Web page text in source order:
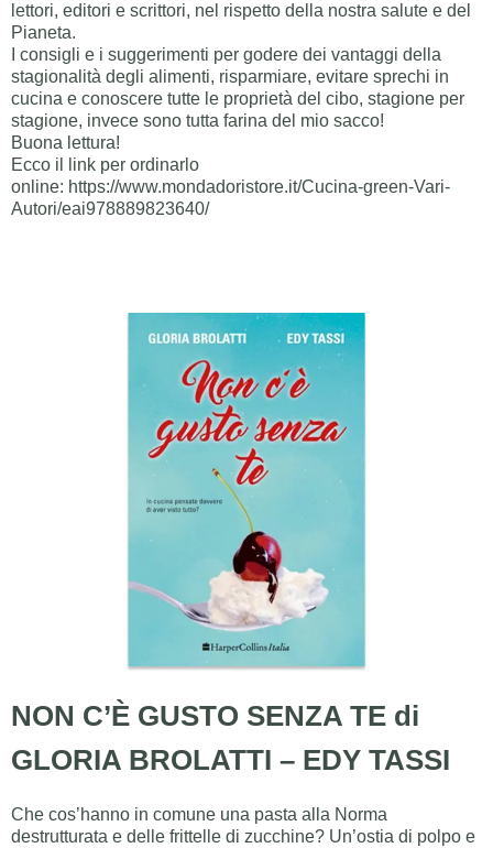
lettori, editori e scrittori, nel rispetto della nostra salute e del
Pianeta.
I consigli e i suggerimenti per godere dei vantaggi della
stagionalità degli alimenti, risparmiare, evitare sprechi in
cucina e conoscere tutte le proprietà del cibo, stagione per
stagione, invece sono tutta farina del mio sacco!
Buona lettura!
Ecco il link per ordinarlo
online: https://www.mondadoristore.it/Cucina-green-Vari-
Autori/eai978889823640/
NON C’È GUSTO SENZA TE di
GLORIA BROLATTI – EDY TASSI
Che cos’hanno in comune una pasta alla Norma
destrutturata e delle frittelle di zucchine? Un’ostia di polpo e